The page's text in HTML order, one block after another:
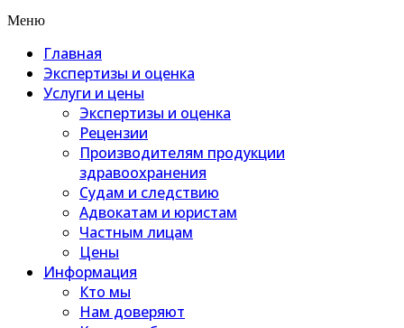
Меню
Главная
Экспертизы и оценка
Услуги и цены
Экспертизы и оценка
Рецензии
Производителям продукции
здравоохранения
Судам и следствию
Адвокатам и юристам
Частным лицам
Цены
Информация
Кто мы
Нам доверяют